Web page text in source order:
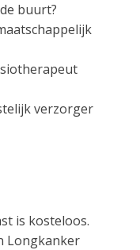
buurt?
verzorger
is kosteloos.
Longkanker